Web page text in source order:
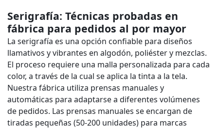
Serigrafía: Técnicas probadas en
fábrica para pedidos al por mayor
La serigrafía es una opción confiable para diseños
llamativos y vibrantes en algodón, poliéster y mezclas.
El proceso requiere una malla personalizada para cada
color, a través de la cual se aplica la tinta a la tela.
Nuestra fábrica utiliza prensas manuales y
automáticas para adaptarse a diferentes volúmenes
de pedidos. Las prensas manuales se encargan de
tiradas pequeñas (50-200 unidades) para marcas